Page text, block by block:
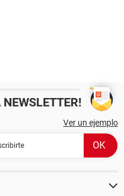
NEWSLETTER!
Ver un ejemplo